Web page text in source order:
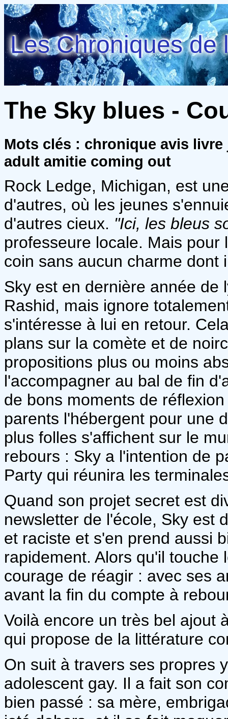
Les Chroniques de
The Sky blues -
Mots clés : chronique avis
adult amitie coming out
Rock Ledge, Michigan, est
d'autres, où les jeunes
d'autres cieux. "Ici, les bleus
professeure locale. Mais pour
coin sans aucun charme
Sky est en dernière année de
Rashid, mais ignore
s'intéresse à lui en retour.
plans sur la comète et de
propositions plus ou moins
l'accompagner au bal de fin
de bons moments de
parents l'hébergent pour une
plus folles s'affichent sur le
rebours : Sky a l'intention de
Party qui réunira les
Quand son projet secret est
newsletter de l'école, Sky est
et raciste et s'en prend aussi
rapidement. Alors qu'il
courage de réagir : avec ses
avant la fin du compte à
Voilà encore un très bel ajout
qui propose de la littérature
On suit à travers ses propres
adolescent gay. Il a fait son
bien passé : sa mère,